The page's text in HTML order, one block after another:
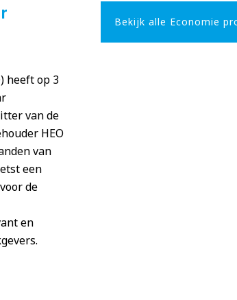
heeft op 3
van de
HEO
van
een
de
en
Bekijk alle Economie